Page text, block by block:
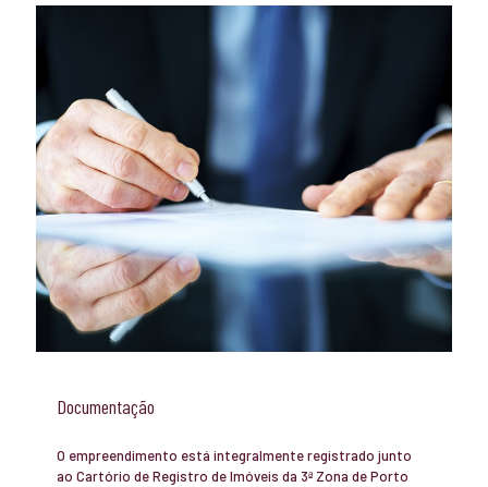
Documentação
O empreendimento está integralmente registrado junto
ao Cartório de Registro de Imóveis da 3ª Zona de Porto